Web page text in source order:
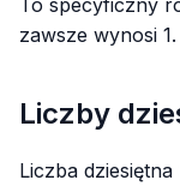
zawsze wynosi
Liczby
Liczba